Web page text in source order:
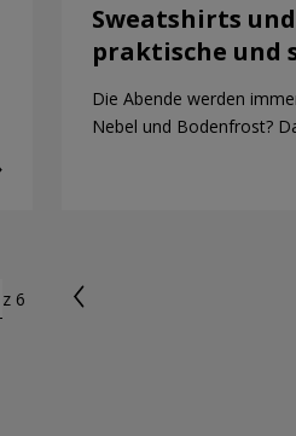
Sweatshirts
praktische und
Die Abende werden
Nebel und Bodenfrost?
z 6